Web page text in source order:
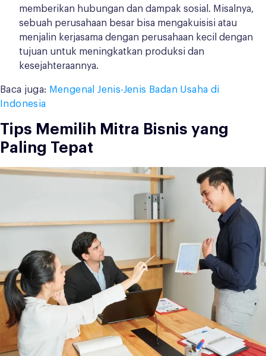
memberikan hubungan dan dampak sosial. Misalnya,
sebuah perusahaan besar bisa mengakuisisi atau
menjalin kerjasama dengan perusahaan kecil dengan
tujuan untuk meningkatkan produksi dan
kesejahteraannya.
Baca juga: Mengenal Jenis-Jenis Badan Usaha di
Indonesia
Tips Memilih Mitra Bisnis yang
Paling Tepat